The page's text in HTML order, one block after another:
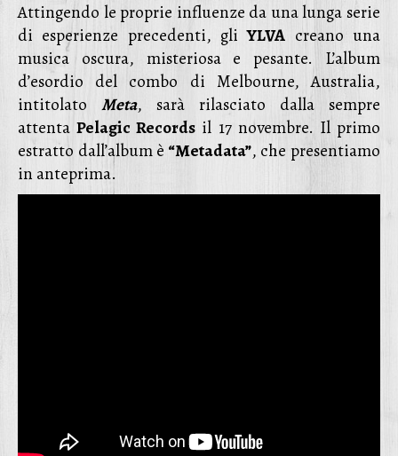
Attingendo le proprie influenze da una lunga serie
di esperienze precedenti, gliYLVA creano una
musica oscura, misteriosa e pesante. L’album
d’esordio del combo di Melbourne, Australia,
intitolato Meta, sarà rilasciato dalla sempre
attentaPelagic Records il 17 novembre. Il primo
estratto dall’album è “Metadata”, che presentiamo
in anteprima.